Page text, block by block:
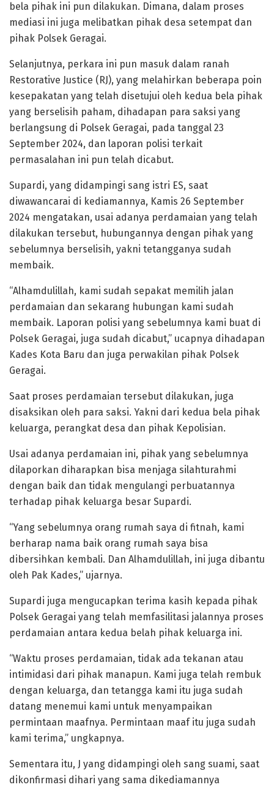
bela pihak ini pun dilakukan. Dimana, dalam proses
mediasi ini juga melibatkan pihak desa setempat dan
pihak Polsek Geragai.
Selanjutnya, perkara ini pun masuk dalam ranah
Restorative Justice (RJ), yang melahirkan beberapa poin
kesepakatan yang telah disetujui oleh kedua bela pihak
yang berselisih paham, dihadapan para saksi yang
berlangsung di Polsek Geragai, pada tanggal 23
September 2024, dan laporan polisi terkait
permasalahan ini pun telah dicabut.
Supardi, yang didampingi sang istri ES, saat
diwawancarai di kediamannya, Kamis 26 September
2024 mengatakan, usai adanya perdamaian yang telah
dilakukan tersebut, hubungannya dengan pihak yang
sebelumnya berselisih, yakni tetangganya sudah
membaik.
“Alhamdulillah, kami sudah sepakat memilih jalan
perdamaian dan sekarang hubungan kami sudah
membaik. Laporan polisi yang sebelumnya kami buat di
Polsek Geragai, juga sudah dicabut,” ucapnya dihadapan
Kades Kota Baru dan juga perwakilan pihak Polsek
Geragai.
Saat proses perdamaian tersebut dilakukan, juga
disaksikan oleh para saksi. Yakni dari kedua bela pihak
keluarga, perangkat desa dan pihak Kepolisian.
Usai adanya perdamaian ini, pihak yang sebelumnya
dilaporkan diharapkan bisa menjaga silahturahmi
dengan baik dan tidak mengulangi perbuatannya
terhadap pihak keluarga besar Supardi.
“Yang sebelumnya orang rumah saya di fitnah, kami
berharap nama baik orang rumah saya bisa
dibersihkan kembali. Dan Alhamdulillah, ini juga dibantu
oleh Pak Kades,” ujarnya.
Supardi juga mengucapkan terima kasih kepada pihak
Polsek Geragai yang telah memfasilitasi jalannya proses
perdamaian antara kedua belah pihak keluarga ini.
“Waktu proses perdamaian, tidak ada tekanan atau
intimidasi dari pihak manapun. Kami juga telah rembuk
dengan keluarga, dan tetangga kami itu juga sudah
datang menemui kami untuk menyampaikan
permintaan maafnya. Permintaan maaf itu juga sudah
kami terima,” ungkapnya.
Sementara itu, J yang didampingi oleh sang suami, saat
dikonfirmasi dihari yang sama dikediamannya